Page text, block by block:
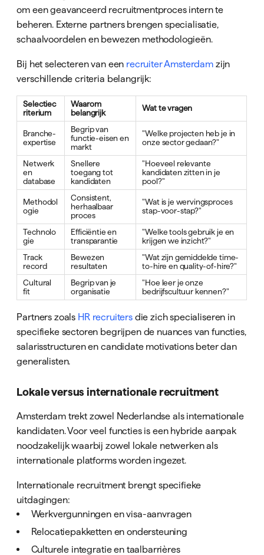
om een geavanceerd recruitmentproces intern te
beheren. Externe partners brengen specialisatie,
schaalvoordelen en bewezen methodologieën.
Bij het selecteren van een recruiter Amsterdamzijn
verschillende criteria belangrijk:
Selectiec
riterium
Waarom
belangrijk
Wat te vragen
Branche-
expertise
Begrip van
functie-eisen en
markt
"Welke projecten heb je in
onze sector gedaan?"
Netwerk
en
database
Snellere
toegang tot
kandidaten
"Hoeveel relevante
kandidaten zitten in je
pool?"
Methodol
ogie
Consistent,
herhaalbaar
proces
"Wat is je wervingsproces
stap-voor-stap?"
Technolo
gie
Efficiëntie en
transparantie
"Welke tools gebruik je en
krijgen we inzicht?"
Track
record
Bewezen
resultaten
"Wat zijn gemiddelde time-
to-hire en quality-of-hire?"
Cultural
fit
Begrip van je
organisatie
"Hoe leer je onze
bedrijfscultuur kennen?"
Partners zoals HR recruitersdie zich specialiseren in
specifieke sectoren begrijpen de nuances van functies,
salarisstructuren en candidate motivations beter dan
generalisten.
Lokale versus internationale recruitment
Amsterdam trekt zowel Nederlandse als internationale
kandidaten. Voor veel functies is een hybride aanpak
noodzakelijk waarbij zowel lokale netwerken als
internationale platforms worden ingezet.
Internationale recruitment brengt specifieke
uitdagingen:
Werkvergunningen en visa-aanvragen
Relocatiepakketten en ondersteuning
Culturele integratie en taalbarrières